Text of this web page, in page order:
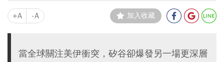
+A -A 加入收藏
當全球關注美伊衝突，矽谷卻爆發另一場更深層